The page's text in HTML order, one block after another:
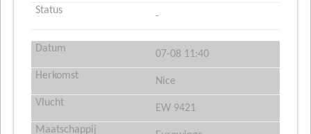
-
07-08 11:40
Nice
EW 9421